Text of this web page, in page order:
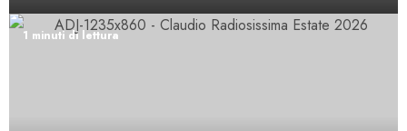
1 minuti di lettura